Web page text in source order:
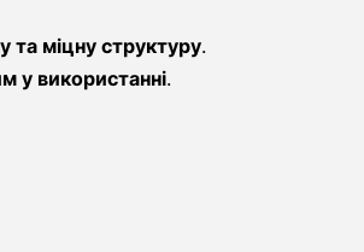
та міцну структуру.
у використанні.